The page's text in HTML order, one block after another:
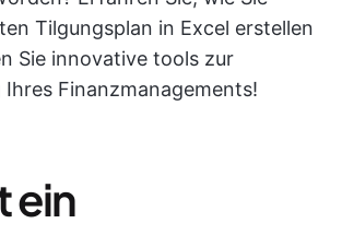
Tilgungsplan in Excel erstellen
Sie innovative tools zur
Ihres Finanzmanagements!
ein